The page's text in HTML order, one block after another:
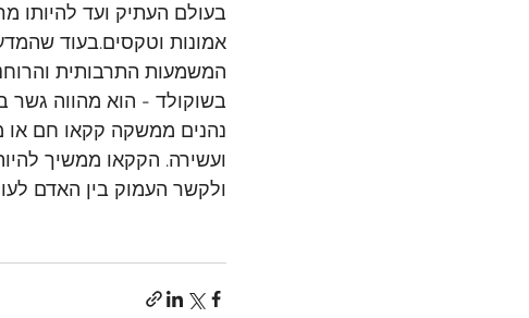
בעולם העתיק ועד להיותו
אמונות וטקסים.בעוד
המשמעות התרבותית
בשוקולד - הוא מהווה גשר
נהנים ממשקה קקאו חם או
ועשירה. הקקאו ממשיך
ולקשר העמוק בין האדם